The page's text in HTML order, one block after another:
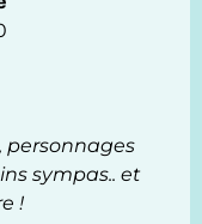
personnages
sympas.. et
!